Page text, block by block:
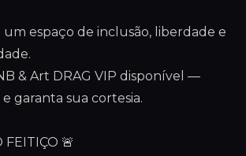
espaço de inclusão, liberdade e
& Art DRAG VIP disponível —
garanta sua cortesia.
FEITIÇO 🚨